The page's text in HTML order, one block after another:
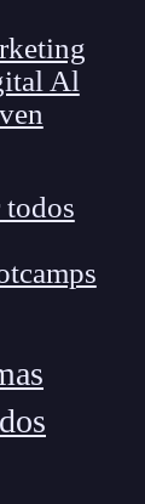
Al
todos